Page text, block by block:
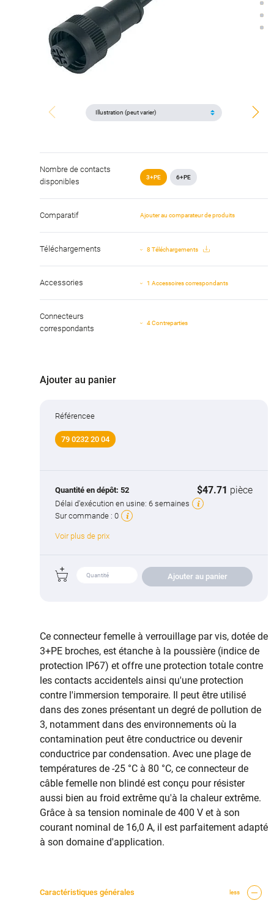
Nombre de contacts
disponibles
3+PE 6+PE
Comparatif Ajouter au comparateur de produits
Téléchargements 8 Téléchargements
Accessories 1 Accessoires correspondants
Connecteurs
correspondants
4 Contreparties
Ajouter au panier
Référencee
79 0232 20 04
Quantité en dépôt: 52 $47.71 pièce
Délai d'exécution en usine: 6 semaines
Sur commande : 0
Voir plus de prix
Ajouter au panier
Ce connecteur femelle à verrouillage par vis, dotée de
3+PE broches, est étanche à la poussière (indice de
protection IP67) et offre une protection totale contre
les contacts accidentels ainsi qu'une protection
contre l'immersion temporaire. Il peut être utilisé
dans des zones présentant un degré de pollution de
3, notamment dans des environnements où la
contamination peut être conductrice ou devenir
conductrice par condensation. Avec une plage de
températures de -25 °C à 80 °C, ce connecteur de
câble femelle non blindé est conçu pour résister
aussi bien au froid extrême qu'à la chaleur extrême.
Grâce à sa tension nominale de 400 V et à son
courant nominal de 16,0 A, il est parfaitement adapté
à son domaine d'application.
Caractéristiques générales less